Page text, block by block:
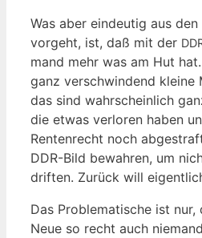
Was aber ein­deu­tig aus
vor­geht, ist, daß mit der
mand mehr was am Hut
ganz ver­schwin­dend klei­ne
das sind wahr­schein­lich
die etwas ver­lo­ren haben
Ren­ten­recht noch
DDR-Bild bewah­ren, um
drif­ten. Zurück will
Das Pro­ble­ma­ti­sche ist
Neue so recht auch